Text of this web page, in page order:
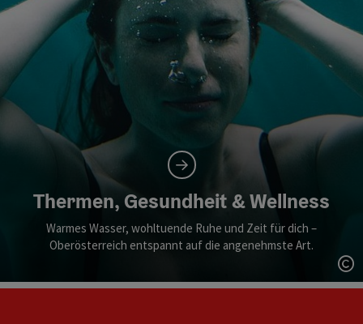
Thermen, Gesundheit & Wellness
Warmes Wasser, wohltuende Ruhe und Zeit für dich –
Oberösterreich entspannt auf die angenehmste Art.